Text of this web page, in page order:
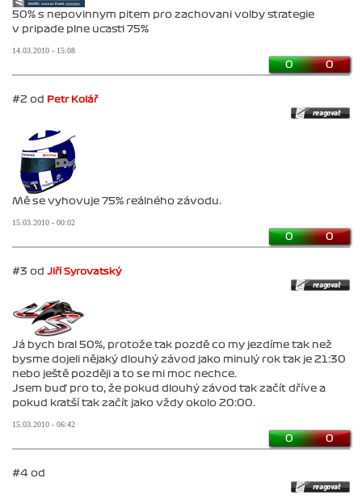
50% s nepovinnym pitem pro zachovani volby strategie
v pripade plne ucasti 75%
14.03.2010 - 15:08
0 0
#2 od Petr Kolář
Mě se vyhovuje 75% reálného závodu.
15.03.2010 - 00:02
0 0
#3 od Jiří Syrovatský
Já bych bral 50%, protože tak pozdě co my jezdíme tak než
bysme dojeli nějaký dlouhý závod jako minulý rok tak je 21:30
nebo ještě později a to se mi moc nechce.
Jsem buď pro to, že pokud dlouhý závod tak začít dříve a
pokud kratší tak začít jako vždy okolo 20:00.
15.03.2010 - 06:42
0 0
#4 od